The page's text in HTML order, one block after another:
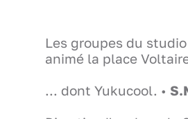
Les groupes du
animé la place
... dont Yukucool. •